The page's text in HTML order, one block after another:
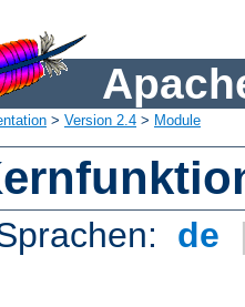
> Version 2.4 > Module
de